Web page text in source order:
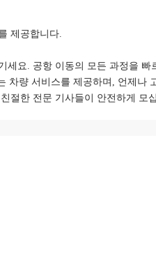
제공합니다.
요. 공항 이동의 모든 과정을 빠
량 서비스를 제공하며, 언제나
절한 전문 기사들이 안전하게 모